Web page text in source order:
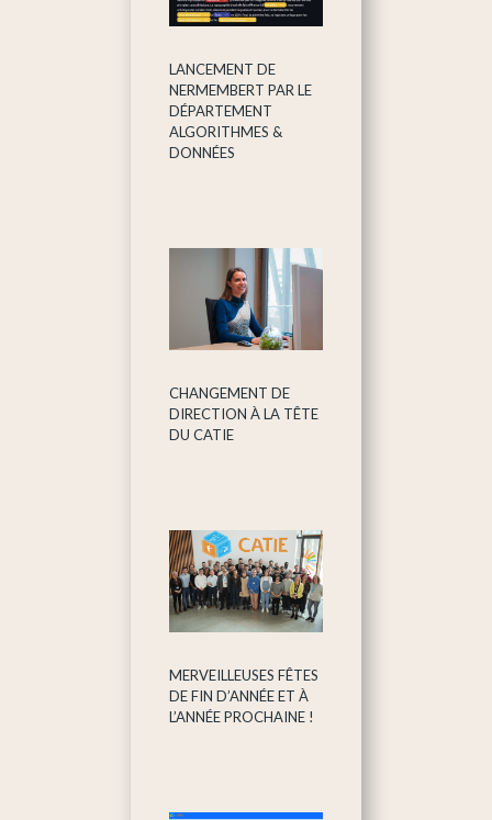
LANCEMENT DE
NERMEMBERT PAR LE
DÉPARTEMENT
ALGORITHMES &
DONNÉES
CHANGEMENT DE
DIRECTION À LA TÊTE
DU CATIE
MERVEILLEUSES FÊTES
DE FIN D’ANNÉE ET À
L’ANNÉE PROCHAINE !